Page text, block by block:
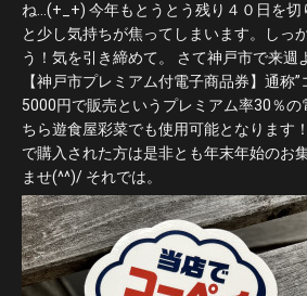
ね…(+_+) 今年もとうとう残り４０日を切
と少し気持ちが焦ってしまいます。しっ
う！気を引き締めて。 さて神戸市で来週
【神戸市プレミアム付電子商品券】通称
5000円で販売というプレミアム率30％の
ちら遊食屋彩菜でも使用可能となります
で購入された方は是非とも年末年始のお
ませ(^^)/ それでは。